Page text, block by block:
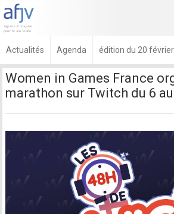
Actualités Agenda édition du 20
Women in Games France
marathon sur Twitch du 6